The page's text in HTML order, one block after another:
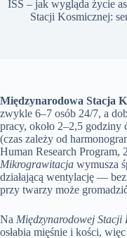
ISS – jak wygląda życie
Stacji Kosmicznej:
Międzynarodowa Stacja
zwykle 6–7 osób 24/7, a
pracy, około 2–2,5 godziny
(czas zależy od
Human Research Program,
Mikrograwitacja wymusza
działającą wentylację —
przy twarzy może
Na Międzynarodowej Stacji
osłabia mięśnie i kości,